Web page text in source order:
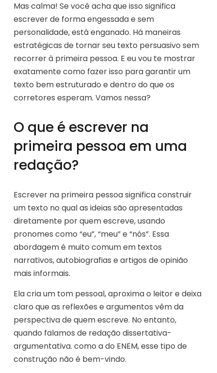
Mas calma! Se você acha que isso significa
escrever de forma engessada e sem
personalidade, está enganado. Há maneiras
estratégicas de tornar seu texto persuasivo sem
recorrer à primeira pessoa. E eu vou te mostrar
exatamente como fazer isso para garantir um
texto bem estruturado e dentro do que os
corretores esperam. Vamos nessa?
O que é escrever na
primeira pessoa em uma
redação?
Escrever na primeira pessoa significa construir
um texto no qual as ideias são apresentadas
diretamente por quem escreve, usando
pronomes como “eu”, “meu” e “nós”. Essa
abordagem é muito comum em textos
narrativos, autobiografias e artigos de opinião
mais informais.
Ela cria um tom pessoal, aproxima o leitor e deixa
claro que as reflexões e argumentos vêm da
perspectiva de quem escreve. No entanto,
quando falamos de redação dissertativa-
argumentativa. como a do ENEM, esse tipo de
construção não é bem-vindo.